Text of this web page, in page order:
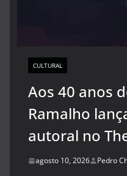
CULTURAL
Aos 40 anos
Ramalho
autoral no
agosto 10, 2026 Pedro